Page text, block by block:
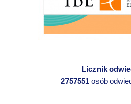
Licznik
2757551osób